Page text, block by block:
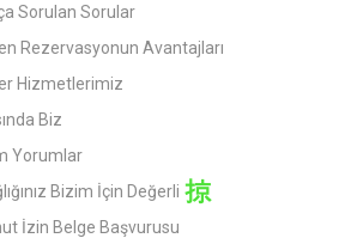
Sorulan Sorular
Rezervasyonun Avantajları
Hizmetlerimiz
Biz
Yorumlar
Bizim İçin Değerli
İzin Belge Başvurusu